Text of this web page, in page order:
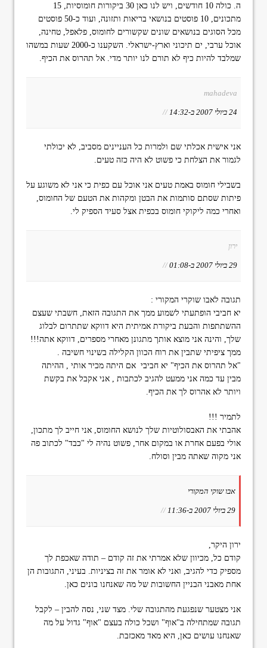
ה. כולה 10 חודשים, ויש לנו כאן 30 ביקורות חומוסיות, 15
מתכונים, 10 פוסטים בנושאי בריאות ותזונה, ועוד כ-50 פוסטים
מכל הסוגים בנושאים שונים שקשורים לחומוס, פלאפל, טחינה,
אוכל ערבי, ים תיכוני וארץ-ישראלי. השקענו כ-2000 שעות במשהו
שמלבד להיות כיף לא תורם לנו יותר מדי. אל תהרוס את הכיף.
mahadeva
24 ביולי 2007 ב-14:32 //
אני אישית אכלתי שם ולמרות כל העניינים מסביב, לא יכולתי
לגמור את הצלחת כי פשוט לא היה כזה טעים.
בשבילי חומוס באמת טעים אני אוכל עם כפית כי אני לא משוגע על
פיתות שסתם סותמות את הבטן ומקהות את הטעם של החומוס,
ואחרי כמה ליקוקי חומוס בכפית אצל סעיד הספיק לי.
ירון
29 ביולי 2007 ב-01:08 //
תגובה לאבו שוקרי המקורי :
יא חביבי הופתעתי לשמוע ממך את התגובה הזאת, חשבתי שעצם
ההשתתפות והבעת ביקורת אמיתית היא דווקא שתתרום לבלוג
שלך, והינה אני מוצא אותך מתגונן מאחרי מספרים, דווקא אתה!!!
ממך ציפיתי שתבין את רוח הכוון הקלילה בשינוי חשיבה .
"אל תהרוס את הכיף" יא חביבי אם היתה מכיר אותי , ההיתה
מבין עד כמה אני ממעט להגיב לכתבות , אני אקבל את בקשת
ויותר לא אהרוס לך את הכיף.
לתמיר !!!
אהבתי את האבסולוטיות שלך לנושא החומוס, אני חייב לך מתכון,
אולי בפעם אחרת או במקום אחר, פשוט נהיה לי "כבד" לכתוב פה
אני מקוה שאתה מבין וסולח.
אבו שוקי המקורי
29 ביולי 2007 ב-11:36 //
ירון היקר,
קודם כל, מכיוון שלא אמרתי את זה קודם – תודה שאכפת לך
מספיק כדי להגיב, ואני לא אומר את זה בציניות. בעיני, התגובות הן
אחת מאבני הבניין החשובות של מה שאנחנו בונים כאן.
אני מצטער שנפגעת מהתגובה שלי. מצד שני, נסה להבין – לקבל
תגובה שמתחילה ב"אוף" ושכל כולה בעצם "אוף" גדול על מה
שאנחנו עושים כאן, היא מאד מאכזבת.